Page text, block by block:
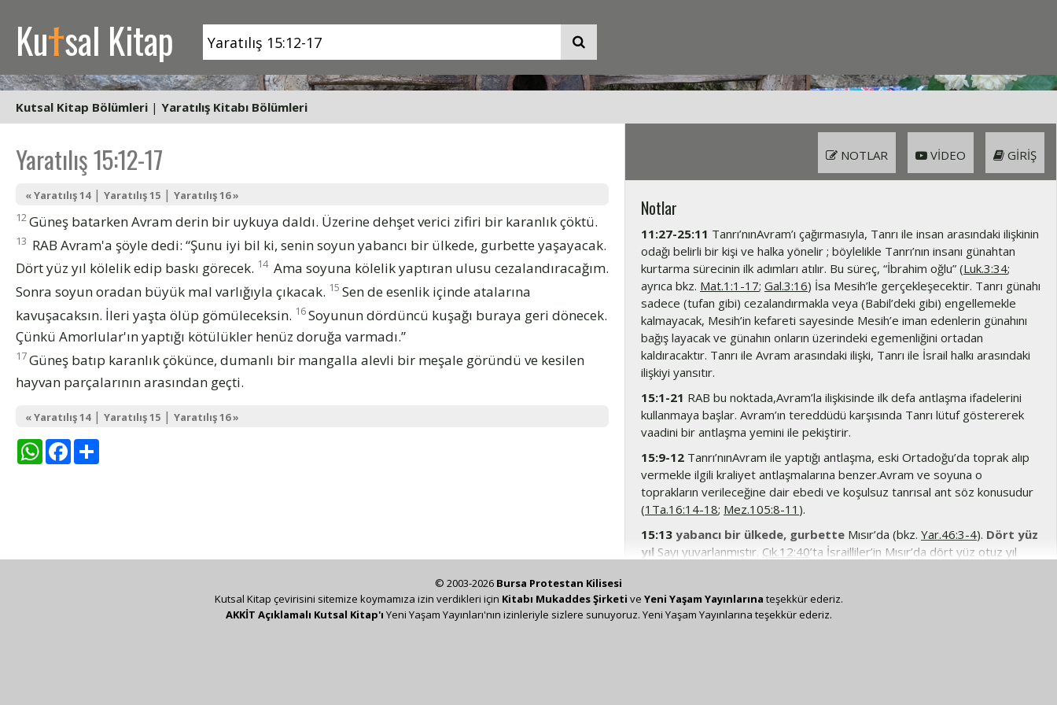
Kutsal Kitap
Kutsal Kitap Bölümleri | Yaratılış Kitabı Bölümleri
Yaratılış 15:12-17
« Yaratılış 14| Yaratılış 15 | Yaratılış 16 »
12Güneş batarken Avram derin bir uykuya daldı. Üzerine dehşet verici zifiri bir karanlık çöktü.
13 RAB Avram'a şöyle dedi: “Şunu iyi bil ki, senin soyun yabancı bir ülkede, gurbette yaşayacak.
Dört yüz yıl kölelik edip baskı görecek. 14 Ama soyuna kölelik yaptıran ulusu cezalandıracağım.
Sonra soyun oradan büyük mal varlığıyla çıkacak. 15 Sen de esenlik içinde atalarına
kavuşacaksın. İleri yaşta ölüp gömüleceksin. 16Soyunun dördüncü kuşağı buraya geri dönecek.
Çünkü Amorlular'ın yaptığı kötülükler henüz doruğa varmadı.”
17Güneş batıp karanlık çökünce, dumanlı bir mangalla alevli bir meşale göründü ve kesilen
hayvan parçalarının arasından geçti.
« Yaratılış 14| Yaratılış 15 | Yaratılış 16 »
WhatsAppFacebook
GIRIŞ
VIDEO
NOTLAR
Notlar
11:27-25:11 Tanrı’nınAvram’ı çağırmasıyla, Tanrı ile insan arasındaki ilişkinin
odağı belirli bir kişi ve halka yönelir ; böylelikle Tanrı’nın insanı günahtan
kurtarma sürecinin ilk adımları atılır. Bu süreç, “İbrahim oğlu” (Luk.3:34;
ayrıca bkz. Mat.1:1-17; Gal.3:16) İsa Mesih’le gerçekleşecektir. Tanrı günahı
sadece (tufan gibi) cezalandırmakla veya (Babil’deki gibi) engellemekle
kalmayacak, Mesih’in kefareti sayesinde Mesih’e iman edenlerin günahını
bağış layacak ve günahın onların üzerindeki egemenliğini ortadan
kaldıracaktır. Tanrı ile Avram arasındaki ilişki, Tanrı ile İsrail halkı arasındaki
ilişkiyi yansıtır.
15:1-21 RAB bu noktada,Avram’la ilişkisinde ilk defa antlaşma ifadelerini
kullanmaya başlar. Avram’ın tereddüdü karşısında Tanrı lütuf göstererek
vaadini bir antlaşma yemini ile pekiştirir.
15:9-12 Tanrı’nınAvram ile yaptığı antlaşma, eski Ortadoğu’da toprak alıp
vermekle ilgili kraliyet antlaşmalarına benzer.Avram ve soyuna o
toprakların verileceğine dair ebedi ve koşulsuz tanrısal ant söz konusudur
(1Ta.16:14-18; Mez.105:8-11 ).
15:13 yabancı bir ülkede, gurbette Mısır’da (bkz. Yar.46:3-4). Dört yüz
yıl Sayı yuvarlanmıştır. Çık.12:40’ta İsrailliler’in Mısır’da dört yüz otuz yıl
15:15Bu sözlerinYar.25:8’de anlatılanlarla gerçekleştiği görülür.
15:16 dördüncü kuşağı“Kuşak” (yasal açıdan) ilk oğlun doğumuyla başlar;
© 2003-2026 Bursa Protestan Kilisesi
Kutsal Kitap çevirisini sitemize koymamıza izin verdikleri için Kitabı Mukaddes Şirketi ve Yeni Yaşam Yayınlarına teşekkür ederiz.
AKKİT Açıklamalı Kutsal Kitap'ı Yeni Yaşam Yayınları'nın izinleriyle sizlere sunuyoruz. Yeni Yaşam Yayınlarına teşekkür ederiz.